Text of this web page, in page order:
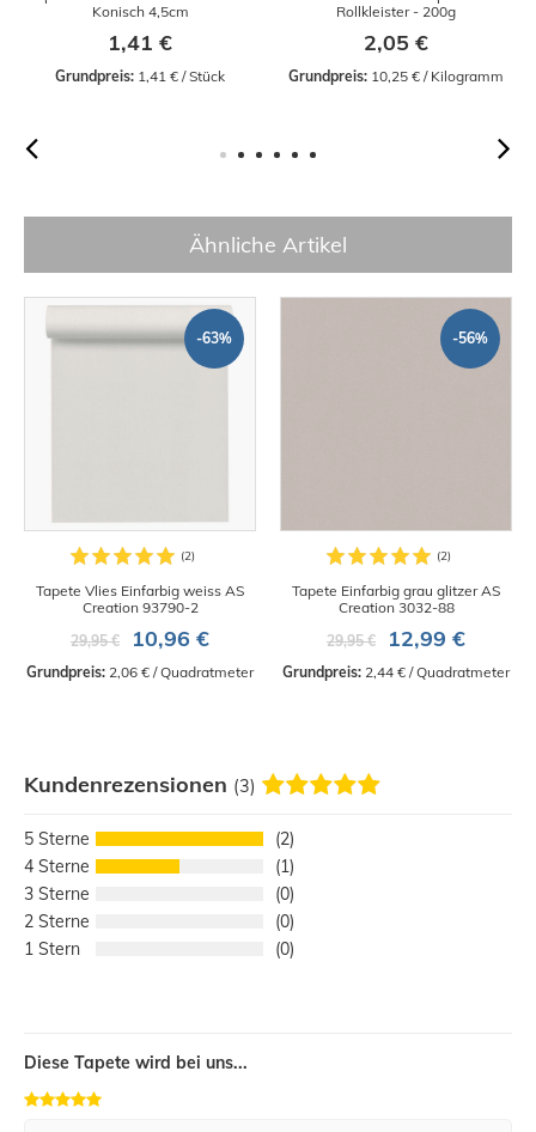
Konisch 4,5cm
1,41 €
Grundpreis: 1,41 € / Stück
Rollkleister - 200g
2,05 €
Grundpreis: 10,25 € / Kilogramm
Ähnliche Artikel
-63%
Tapete Vlies Einfarbig weiss AS
Creation 93790-2
29,95 €
10,96 €
Grundpreis: 2,06 € / Quadratmeter
-56%
Tapete Einfarbig grau glitzer AS
Creation 3032-88
29,95 €
12,99 €
Grundpreis: 2,44 € / Quadratmeter
Kundenrezensionen (3)
5
2
4
1
3
0
2
0
1
0
Diese Tapete wird bei uns...